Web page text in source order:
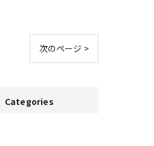
次のページ >
Categories